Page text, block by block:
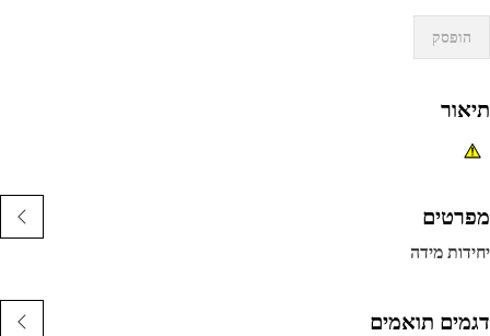
הופסק
מידה
תואמים